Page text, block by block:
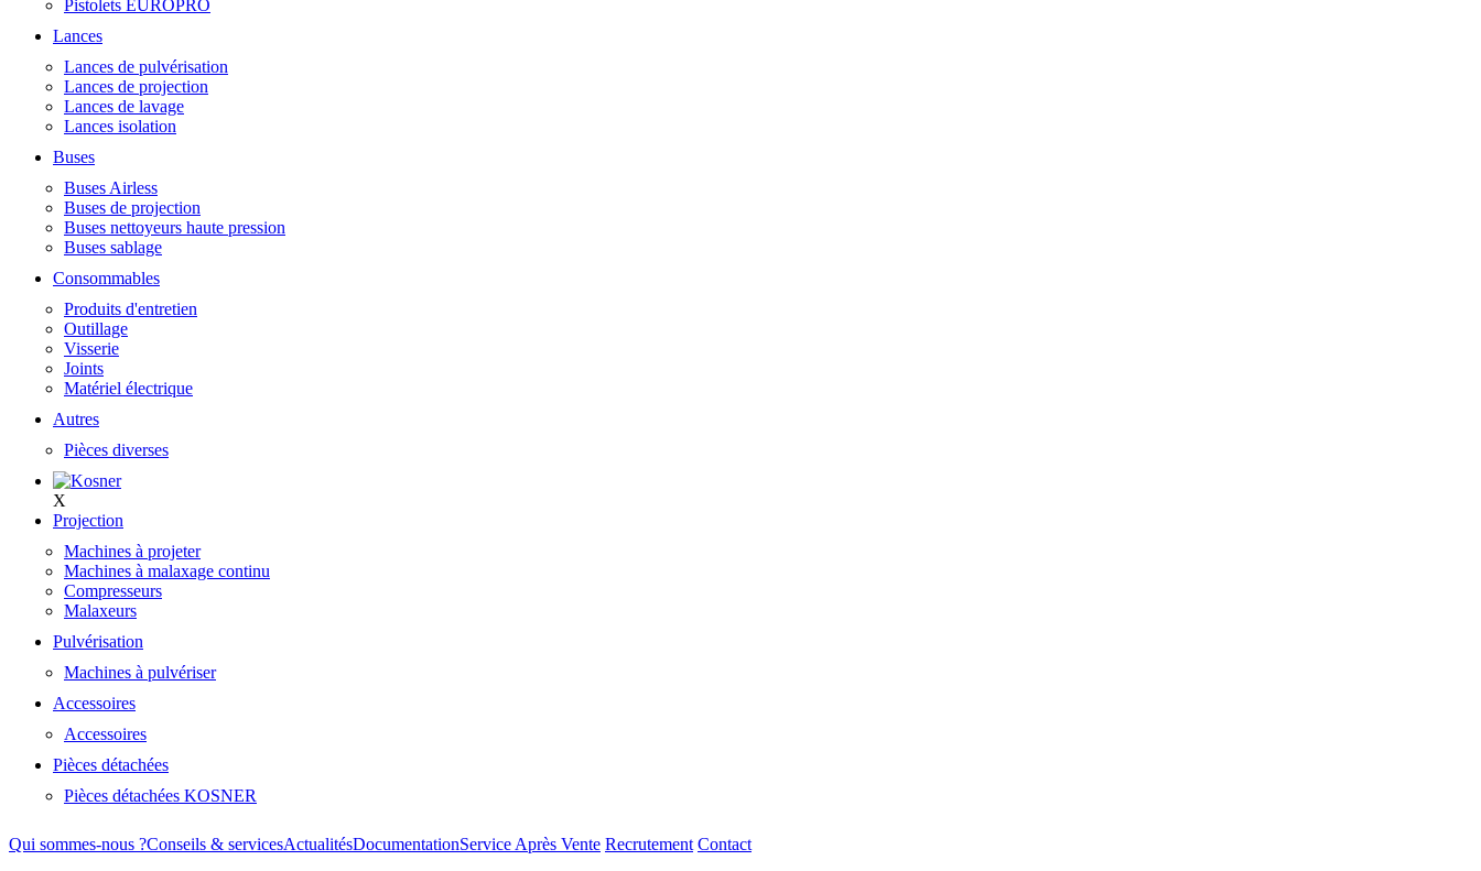
Pistolets EUROPRO
Lances
Lances de pulvérisation
Lances de projection
Lances de lavage
Lances isolation
Buses
Buses Airless
Buses de projection
Buses nettoyeurs haute pression
Buses sablage
Consommables
Produits d'entretien
Outillage
Visserie
Joints
Matériel électrique
Autres
Pièces diverses
X
Projection
Machines à projeter
Machines à malaxage continu
Compresseurs
Malaxeurs
Pulvérisation
Machines à pulvériser
Accessoires
Accessoires
Pièces détachées
Pièces détachées KOSNER
Qui sommes-nous ?Conseils & servicesActualitésDocumentationService Après Vente Recrutement Contact